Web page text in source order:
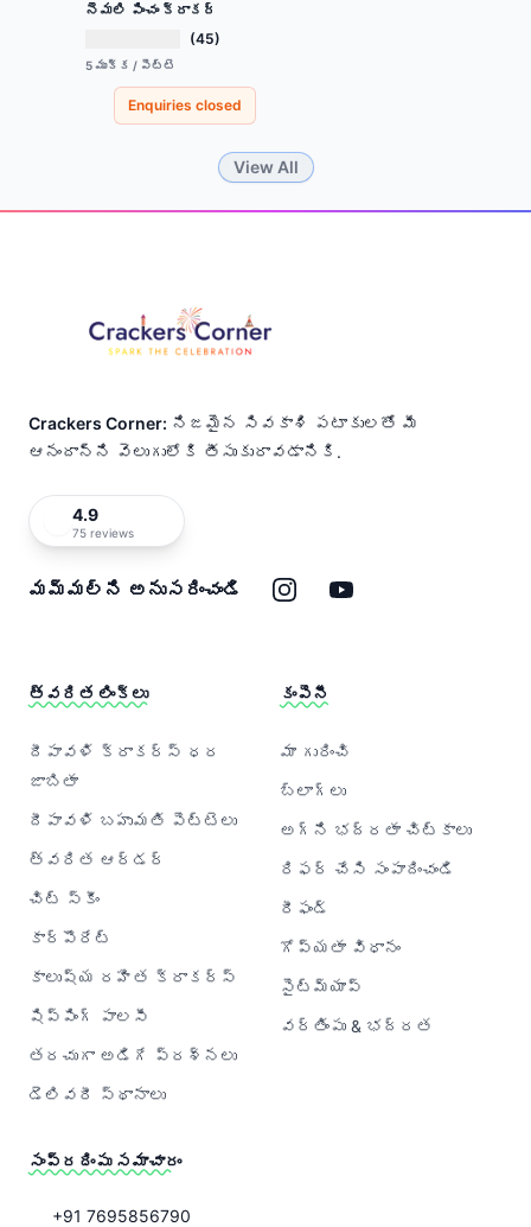
నెమలి పించం క్రాకర్
(45)
5 ముక్క / పెట్టె
Enquiries closed
View All
of
Crackers Corner: నిజమైన సివకాశి పటాకులతో మీ
ఆనందాన్ని వెలుగులోకి తీసుకురావడానికి.
4.9
75 reviews
మమ్మల్ని అనుసరించండి ఇన్‌స్టాగ్రామ్
యూట్యూబ్
త్వరిత లింక్‌లు
దీపావళి క్రాకర్‌స్ ధర
జాబితా
దీపావళి బహుమతి పెట్టెలు
త్వరిత ఆర్డర్
చిట్ స్కీం
కార్పొరేట్
కాలుష్య రహిత క్రాకర్‌స్
షిప్పింగ్ పాలసీ
తరచుగా అడిగే ప్రశ్నలు
డెలివరీ స్థానాలు
కంపెనీ
మా గురించి
బ్లాగ్‌లు
అగ్ని భద్రతా చిట్కాలు
రిఫర్ చేసి సంపాదించండి
రీఫండ్
గోప్యతా విధానం
సైట్‌మ్యాప్
వర్తింపు & భద్రత
సంప్రదింపు సమాచారం
+91 7695856790